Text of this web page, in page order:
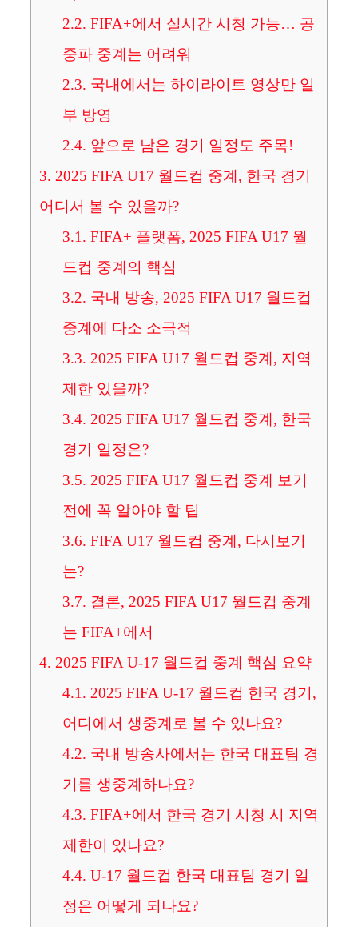
2.2. FIFA+에서 실시간 시청 가능… 공
중파 중계는 어려워
2.3. 국내에서는 하이라이트 영상만 일
부 방영
2.4. 앞으로 남은 경기 일정도 주목!
3. 2025 FIFA U17 월드컵 중계, 한국 경기
어디서 볼 수 있을까?
3.1. FIFA+ 플랫폼, 2025 FIFA U17 월
드컵 중계의 핵심
3.2. 국내 방송, 2025 FIFA U17 월드컵
중계에 다소 소극적
3.3. 2025 FIFA U17 월드컵 중계, 지역
제한 있을까?
3.4. 2025 FIFA U17 월드컵 중계, 한국
경기 일정은?
3.5. 2025 FIFA U17 월드컵 중계 보기
전에 꼭 알아야 할 팁
3.6. FIFA U17 월드컵 중계, 다시보기
는?
3.7. 결론, 2025 FIFA U17 월드컵 중계
는 FIFA+에서
4. 2025 FIFA U-17 월드컵 중계 핵심 요약
4.1. 2025 FIFA U-17 월드컵 한국 경기,
어디에서 생중계로 볼 수 있나요?
4.2. 국내 방송사에서는 한국 대표팀 경
기를 생중계하나요?
4.3. FIFA+에서 한국 경기 시청 시 지역
제한이 있나요?
4.4. U-17 월드컵 한국 대표팀 경기 일
정은 어떻게 되나요?